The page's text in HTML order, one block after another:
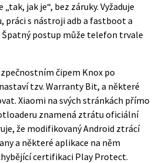
jak je“, bez záruky. Vyžaduje
s nástroji adb a fastboot a
postup může telefon trvale
čipem Knox po
tzv. Warranty Bit, a některé
Xiaomi na svých stránkách přímo
znamená ztrátu oficiální
že modifikovaný Android ztrácí
a některé aplikace na něm
certifikaci Play Protect.